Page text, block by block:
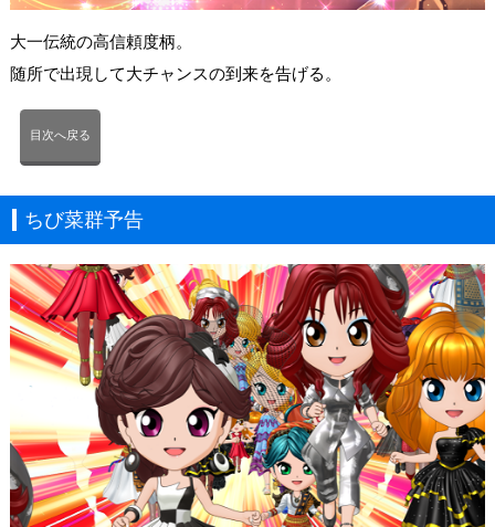
大一伝統の高信頼度柄。
随所で出現して大チャンスの到来を告げる。
目次へ戻る
ちび菜群予告